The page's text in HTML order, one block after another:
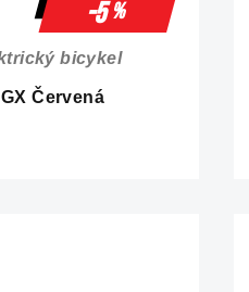
-5%
Červená
bicykel